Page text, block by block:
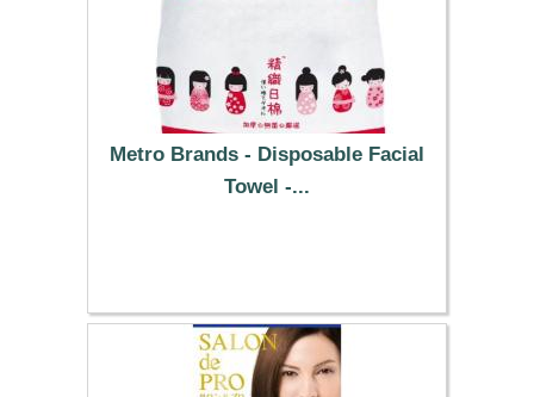
Metro Brands - Disposable Facial
Towel -...